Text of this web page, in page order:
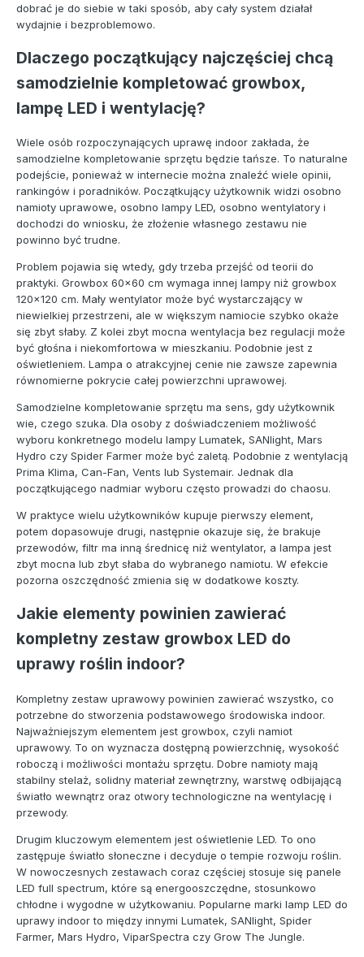
dobrać je do siebie w taki sposób, aby cały system działał
wydajnie i bezproblemowo.
Dlaczego początkujący najczęściej chcą
samodzielnie kompletować growbox,
lampę LED i wentylację?
Wiele osób rozpoczynających uprawę indoor zakłada, że
samodzielne kompletowanie sprzętu będzie tańsze. To naturalne
podejście, ponieważ w internecie można znaleźć wiele opinii,
rankingów i poradników. Początkujący użytkownik widzi osobno
namioty uprawowe, osobno lampy LED, osobno wentylatory i
dochodzi do wniosku, że złożenie własnego zestawu nie
powinno być trudne.
Problem pojawia się wtedy, gdy trzeba przejść od teorii do
praktyki. Growbox 60x60 cm wymaga innej lampy niż growbox
120x120 cm. Mały wentylator może być wystarczający w
niewielkiej przestrzeni, ale w większym namiocie szybko okaże
się zbyt słaby. Z kolei zbyt mocna wentylacja bez regulacji może
być głośna i niekomfortowa w mieszkaniu. Podobnie jest z
oświetleniem. Lampa o atrakcyjnej cenie nie zawsze zapewnia
równomierne pokrycie całej powierzchni uprawowej.
Samodzielne kompletowanie sprzętu ma sens, gdy użytkownik
wie, czego szuka. Dla osoby z doświadczeniem możliwość
wyboru konkretnego modelu lampy Lumatek, SANlight, Mars
Hydro czy Spider Farmer może być zaletą. Podobnie z wentylacją
Prima Klima, Can-Fan, Vents lub Systemair. Jednak dla
początkującego nadmiar wyboru często prowadzi do chaosu.
W praktyce wielu użytkowników kupuje pierwszy element,
potem dopasowuje drugi, następnie okazuje się, że brakuje
przewodów, filtr ma inną średnicę niż wentylator, a lampa jest
zbyt mocna lub zbyt słaba do wybranego namiotu. W efekcie
pozorna oszczędność zmienia się w dodatkowe koszty.
Jakie elementy powinien zawierać
kompletny zestaw growbox LED do
uprawy roślin indoor?
Kompletny zestaw uprawowy powinien zawierać wszystko, co
potrzebne do stworzenia podstawowego środowiska indoor.
Najważniejszym elementem jest growbox, czyli namiot
uprawowy. To on wyznacza dostępną powierzchnię, wysokość
roboczą i możliwości montażu sprzętu. Dobre namioty mają
stabilny stelaż, solidny materiał zewnętrzny, warstwę odbijającą
światło wewnątrz oraz otwory technologiczne na wentylację i
przewody.
Drugim kluczowym elementem jest oświetlenie LED. To ono
zastępuje światło słoneczne i decyduje o tempie rozwoju roślin.
W nowoczesnych zestawach coraz częściej stosuje się panele
LED full spectrum, które są energooszczędne, stosunkowo
chłodne i wygodne w użytkowaniu. Popularne marki lamp LED do
uprawy indoor to między innymi Lumatek, SANlight, Spider
Farmer, Mars Hydro, ViparSpectra czy Grow The Jungle.